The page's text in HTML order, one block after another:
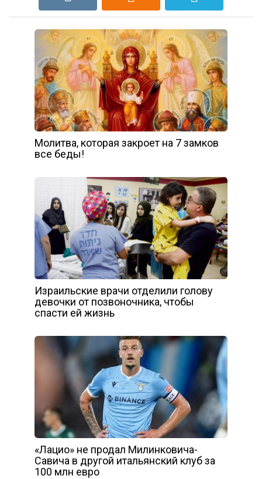
Молитва, которая закроет на 7 замков
все беды!
Израильские врачи отделили голову
девочки от позвоночника, чтобы
спасти ей жизнь
«Лацио» не продал Милинковича-
Савича в другой итальянский клуб за
100 млн евро